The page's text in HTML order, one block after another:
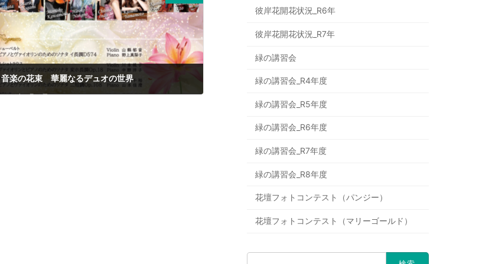
音楽の花束 華麗なるデュオの世界
2026年4月13日
彼岸花開花状況_R6年
彼岸花開花状況_R7年
緑の講習会
緑の講習会_R4年度
緑の講習会_R5年度
緑の講習会_R6年度
緑の講習会_R7年度
緑の講習会_R8年度
花壇フォトコンテスト（パンジー）
花壇フォトコンテスト（マリーゴールド）